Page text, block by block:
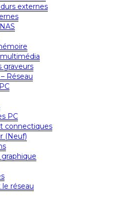
externes
graveurs
Réseau
PC
connectiques
(Neuf)
réseau